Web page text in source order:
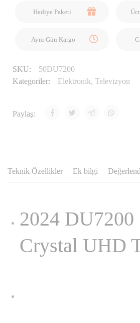
Hediye Paketi
Aynı Gün Kargo
SKU:
50DU7200
Kategoriler:
Elektronik, Televizyon
Paylaş:
Teknik Özellikler Ek bilgi
2024 DU7200
Crystal UHD